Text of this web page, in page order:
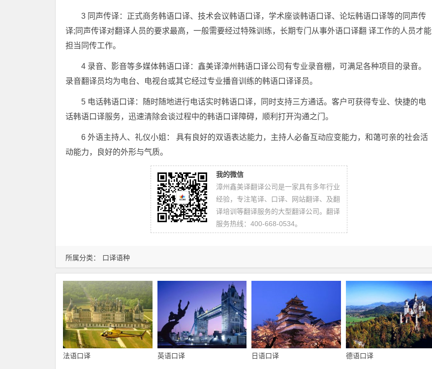
所属分类： 口译语种
3 同声传译：正式商务韩语口译、技术会议韩语口译，学术座谈韩语口译、论坛韩语口译等的同声传
译;同声传译对翻译人员的要求最高，一般需要经过特殊训练，长期专门从事外语口译翻 译工作的人员才能
担当同传工作。
4 录音、影音等多媒体韩语口译：鑫美译漳州韩语口译公司有专业录音棚，可满足各种项目的录音。
录音翻译员均为电台、电视台或其它经过专业播音训练的韩语口译译员。
5 电话韩语口译：随时随地进行电话实时韩语口译，同时支持三方通话。客户可获得专业、快捷的电
话韩语口译服务，迅速清除会谈过程中的韩语口译障碍，顺利打开沟通之门。
6 外语主持人、礼仪小姐： 具有良好的双语表达能力，主持人必备互动应变能力，和蔼可亲的社会活
动能力，良好的外形与气质。
我的微信
漳州鑫美译翻译公司是一家具有多年行业
经验，专注笔译、口译、网站翻译、及翻
译培训等翻译服务的大型翻译公司。翻译
服务热线：400-668-0534。
法语口译 英语口译 日语口译 德语口译